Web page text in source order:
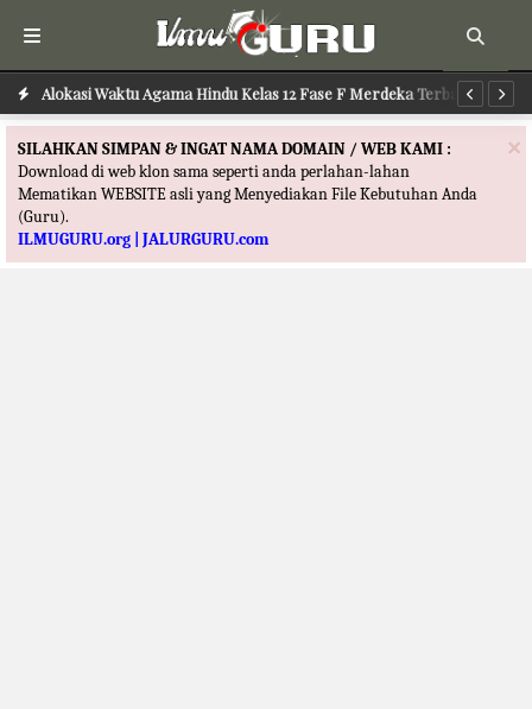
Alokasi Waktu Agama Hindu Kelas 12 Fase F Merdeka Terbaru
Alokasi Waktu Agama Buddha Kelas 12 Fase F Merdeka Terbaru
×
SILAHKAN SIMPAN & INGAT NAMA DOMAIN / WEB KAMI :
Download di web klon sama seperti anda perlahan-lahan
Mematikan WEBSITE asli yang Menyediakan File Kebutuhan Anda
(Guru).
ILMUGURU.org | JALURGURU.com